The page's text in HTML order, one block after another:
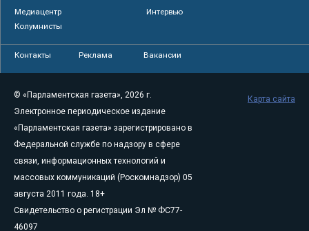
Медиацентр
Интервью
Колумнисты
Контакты Реклама Вакансии
© «Парламентская газета», 2026 г.
Электронное периодическое издание
«Парламентская газета» зарегистрировано в
Федеральной службе по надзору в сфере
связи, информационных технологий и
массовых коммуникаций (Роскомнадзор) 05
августа 2011 года. 18+
Свидетельство о регистрации Эл № ФС77-
46097
Карта сайта